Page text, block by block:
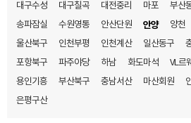
대구수성
대구칠곡 대전중리 마포 부산
송파잠실
수원영통 안산단원 안양 양천
울산북구
인천부평 인천계산 일산동구
포항북구
파주야당 하남 화도마석 VL르
용인기흥
부산북구 충남서산 마산회원
은평구산